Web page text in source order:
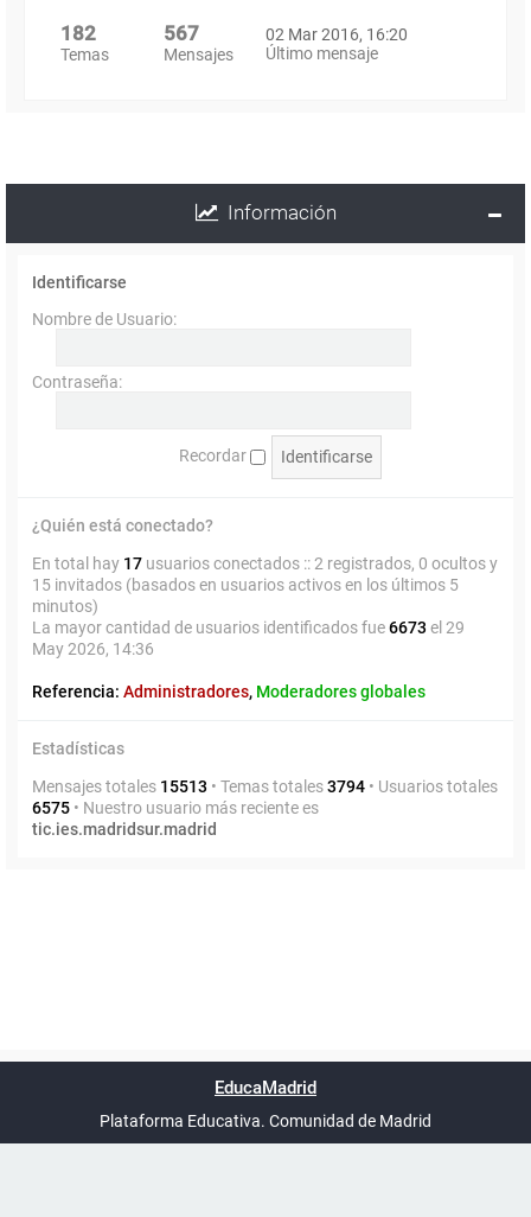
182
Temas
567
Mensajes
02 Mar 2016, 16:20
Último mensaje
Información
Identificarse
Nombre de Usuario:
Contraseña:
Recordar
¿Quién está conectado?
En total hay 17 usuarios conectados :: 2 registrados, 0 ocultos y
15 invitados (basados en usuarios activos en los últimos 5
minutos)
La mayor cantidad de usuarios identificados fue6673 el 29
May 2026, 14:36
Referencia: Administradores, Moderadores globales
Estadísticas
Mensajes totales 15513 • Temas totales3794 • Usuarios totales
6575 • Nuestro usuario más reciente es
tic.ies.madridsur.madrid
UTC+02:00
phpBB España
EducaMadrid
Plataforma Educativa. Comunidad de Madrid